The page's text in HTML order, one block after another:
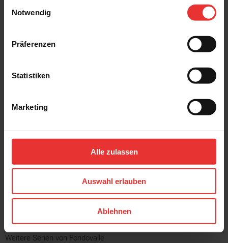
Notwendig
Präferenzen
Statistiken
Marketing
Alle zulassen
Auswahl erlauben
Ablehnen
Jura Mood
Jura Mood
Jura Mood
light satin
Weitere Serien von Fondovalle